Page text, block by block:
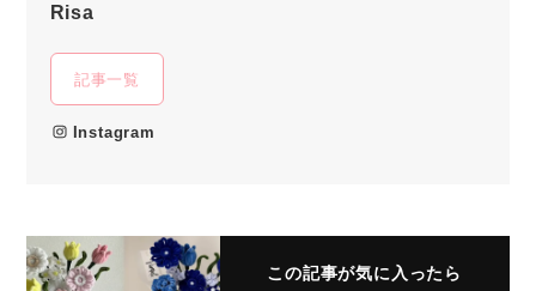
Risa
記事一覧
Instagram
この記事が気に入ったら